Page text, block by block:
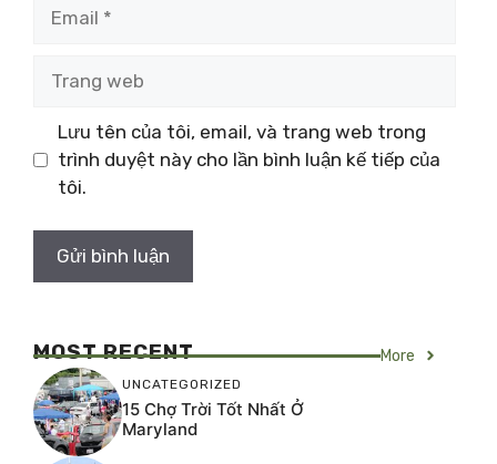
Lưu tên của tôi, email, và trang web trong
trình duyệt này cho lần bình luận kế tiếp của
tôi.
MOST RECENT More
UNCATEGORIZED
15 Chợ Trời Tốt Nhất Ở
Maryland